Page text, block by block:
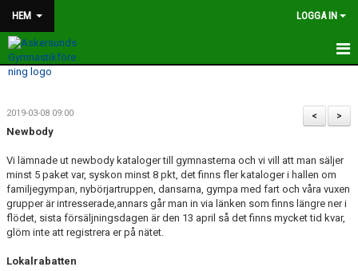
HEM LOGGA IN
HEM
SOMMARTRÄNING
TRÄNINGSTIDER OCH GRUPPER
MEDLEMSAVGIFTER
>
<
2019-03-08 09:00
Newbody
Vi lämnade ut newbody kataloger till gymnasterna och vi vill att man säljer
minst 5 paket var, syskon minst 8 pkt, det finns fler kataloger i hallen om
familjegympan, nybörjartruppen, dansarna, gympa med fart och våra vuxen
grupper är intresserade,annars går man in via länken som finns längre ner i
flödet, sista försäljningsdagen är den 13 april så det finns mycket tid kvar,
glöm inte att registrera er på nätet.
Lokalrabatten